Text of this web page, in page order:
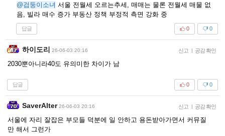
@검둥이소녀 서울 전월세 오르는추세, 매매는 물론 전월세 매물 없
음, 빌라 매수 증가 부동산 정책 부정적 측면 강화 중
답글 0
0
하이도리 26-06-03 20:16 신고 | 공감 확인
2030뿐아니라40도 유의미한 차이가 남
답글 0
0
SaverAlter 26-06-03 20:16 신고 | 공감 확인
서울에 자리 잘잡은 부모들 덕분에 일 안하고 용돈받아가면서 커뮤질
만 해서 그런가